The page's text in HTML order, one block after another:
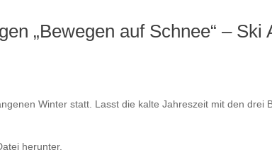
„Bewegen auf Schnee“ – Ski
Winter statt. Lasst die kalte Jahreszeit mit den drei
herunter.